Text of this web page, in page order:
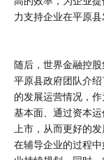
力支持企业在平原县
随后，世界金融控
平原县政府团队介
的发展运营情况，
基本面、通过资本
上市，从而更好的
在辅导企业的过程